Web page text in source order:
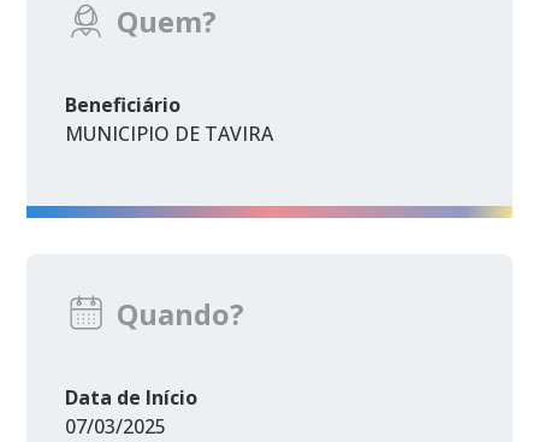
Quem?
Beneficiário
MUNICIPIO DE TAVIRA
Quando?
Data de Início
07/03/2025